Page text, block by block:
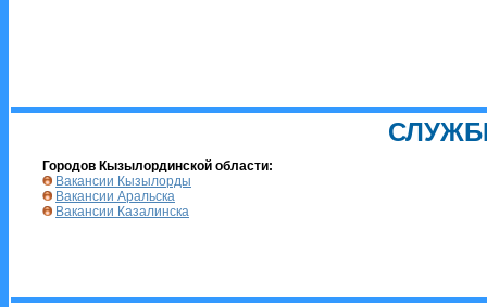
Городов Кызылординской области:
Вакансии Кызылорды
Вакансии Аральска
Вакансии Казалинска